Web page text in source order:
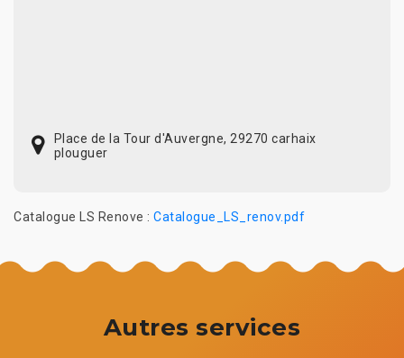
Place de la Tour d'Auvergne, 29270 carhaix
plouguer
Catalogue LS Renove : Catalogue_LS_renov.pdf
Autres services